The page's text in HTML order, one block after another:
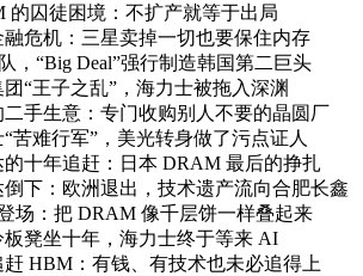
的囚徒困境：不扩产就等于出局
融危机：三星卖掉一切也要保住内存
，“Big Deal”强行制造韩国第二巨头
团“王子之乱”，海力士被拖入深渊
二手生意：专门收购别人不要的晶圆厂
“苦难行军”，美光转身做了污点证人
的十年追赶：日本 DRAM 最后的挣扎
倒下：欧洲退出，技术遗产流向合肥长鑫
场：把 DRAM 像千层饼一样叠起来
板凳坐十年，海力士终于等来 AI
赶 HBM：有钱、有技术也未必追得上